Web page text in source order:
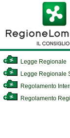
Legge Regionale
Legge Regionale
Regolamento
Regolamento